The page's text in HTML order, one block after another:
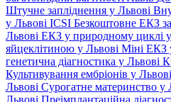
Штучне запліднення у Львові
у Львові ICSI Безкоштовне ЕКЗ
Львові ЕКЗ у природному циклі
яйцеклітиною у Львові Міні ЕКЗ
генетична діагностика у Львові
Культивування ембріонів у Львові
Львові Сурогатне материнство у
Львові Преімплантаційна